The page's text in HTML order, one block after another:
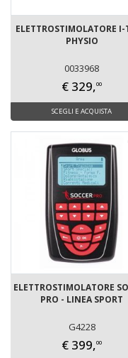
ELETTROSTIMOLATORE I-
PHYSIO
0033968
€ 329,00
SCEGLI E ACQUISTA
ELETTROSTIMOLATORE
PRO - LINEA SPORT
G4228
€ 399,00